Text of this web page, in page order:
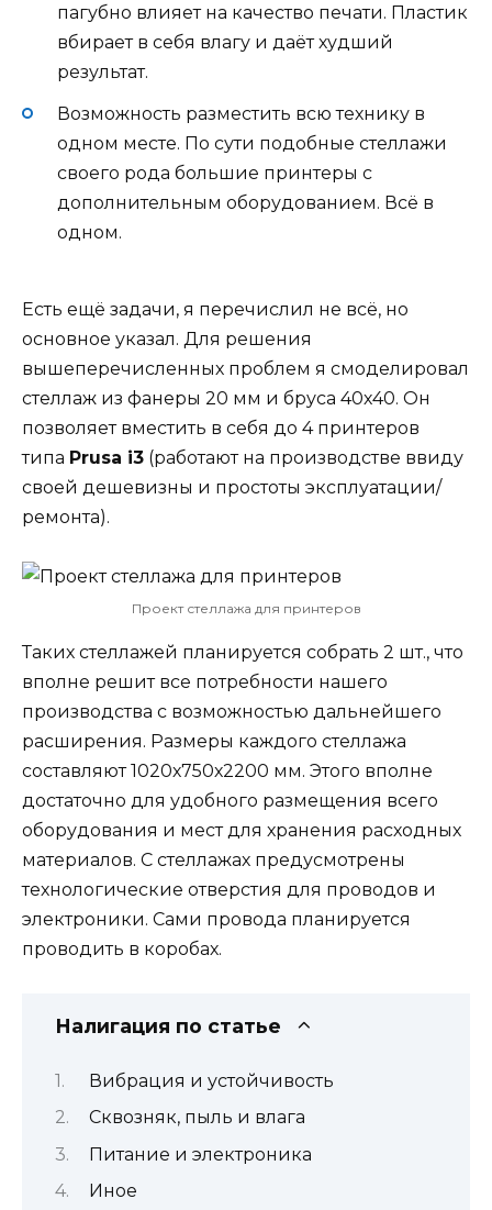
пагубно влияет на качество печати. Пластик
вбирает в себя влагу и даёт худший
результат.
Возможность разместить всю технику в
одном месте. По сути подобные стеллажи
своего рода большие принтеры с
дополнительным оборудованием. Всё в
одном.
Есть ещё задачи, я перечислил не всё, но
основное указал. Для решения
вышеперечисленных проблем я смоделировал
стеллаж из фанеры 20 мм и бруса 40х40. Он
позволяет вместить в себя до 4 принтеров
типа Prusa i3 (работают на производстве ввиду
своей дешевизны и простоты эксплуатации/
ремонта).
Проект стеллажа для принтеров
Таких стеллажей планируется собрать 2 шт., что
вполне решит все потребности нашего
производства с возможностью дальнейшего
расширения. Размеры каждого стеллажа
составляют 1020х750х2200 мм. Этого вполне
достаточно для удобного размещения всего
оборудования и мест для хранения расходных
материалов. С стеллажах предусмотрены
технологические отверстия для проводов и
электроники. Сами провода планируется
проводить в коробах.
Налигация по статье
Вибрация и устойчивость
Сквозняк, пыль и влага
Питание и электроника
Иное